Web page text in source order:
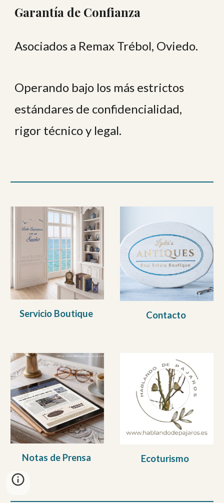
Garantía de Confianza
Asociados a Remax Trébol, Oviedo.
Operando bajo los más estrictos
estándares de confidencialidad,
rigor técnico y legal.
Servicio Boutique Contacto
Notas de Prensa Ecoturismo